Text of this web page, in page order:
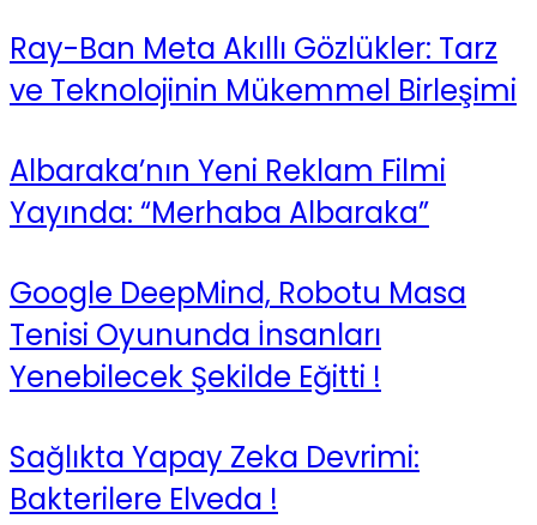
Ray-Ban Meta Akıllı Gözlükler: Tarz
ve Teknolojinin Mükemmel Birleşimi
Albaraka’nın Yeni Reklam Filmi
Yayında: “Merhaba Albaraka”
Google DeepMind, Robotu Masa
Tenisi Oyununda İnsanları
Yenebilecek Şekilde Eğitti !
Sağlıkta Yapay Zeka Devrimi:
Bakterilere Elveda !